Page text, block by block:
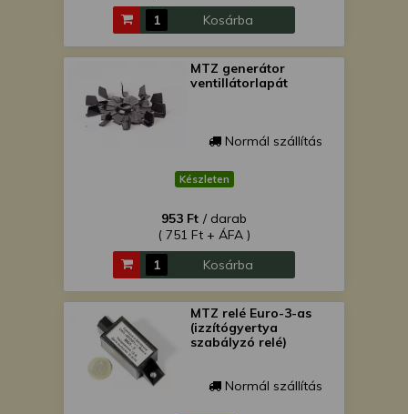
Kosárba
MTZ generátor
ventillátorlapát
Normál szállítás
Készleten
953 Ft / darab
( 751 Ft + ÁFA )
Kosárba
MTZ relé Euro-3-as
(izzítógyertya
szabályzó relé)
Normál szállítás